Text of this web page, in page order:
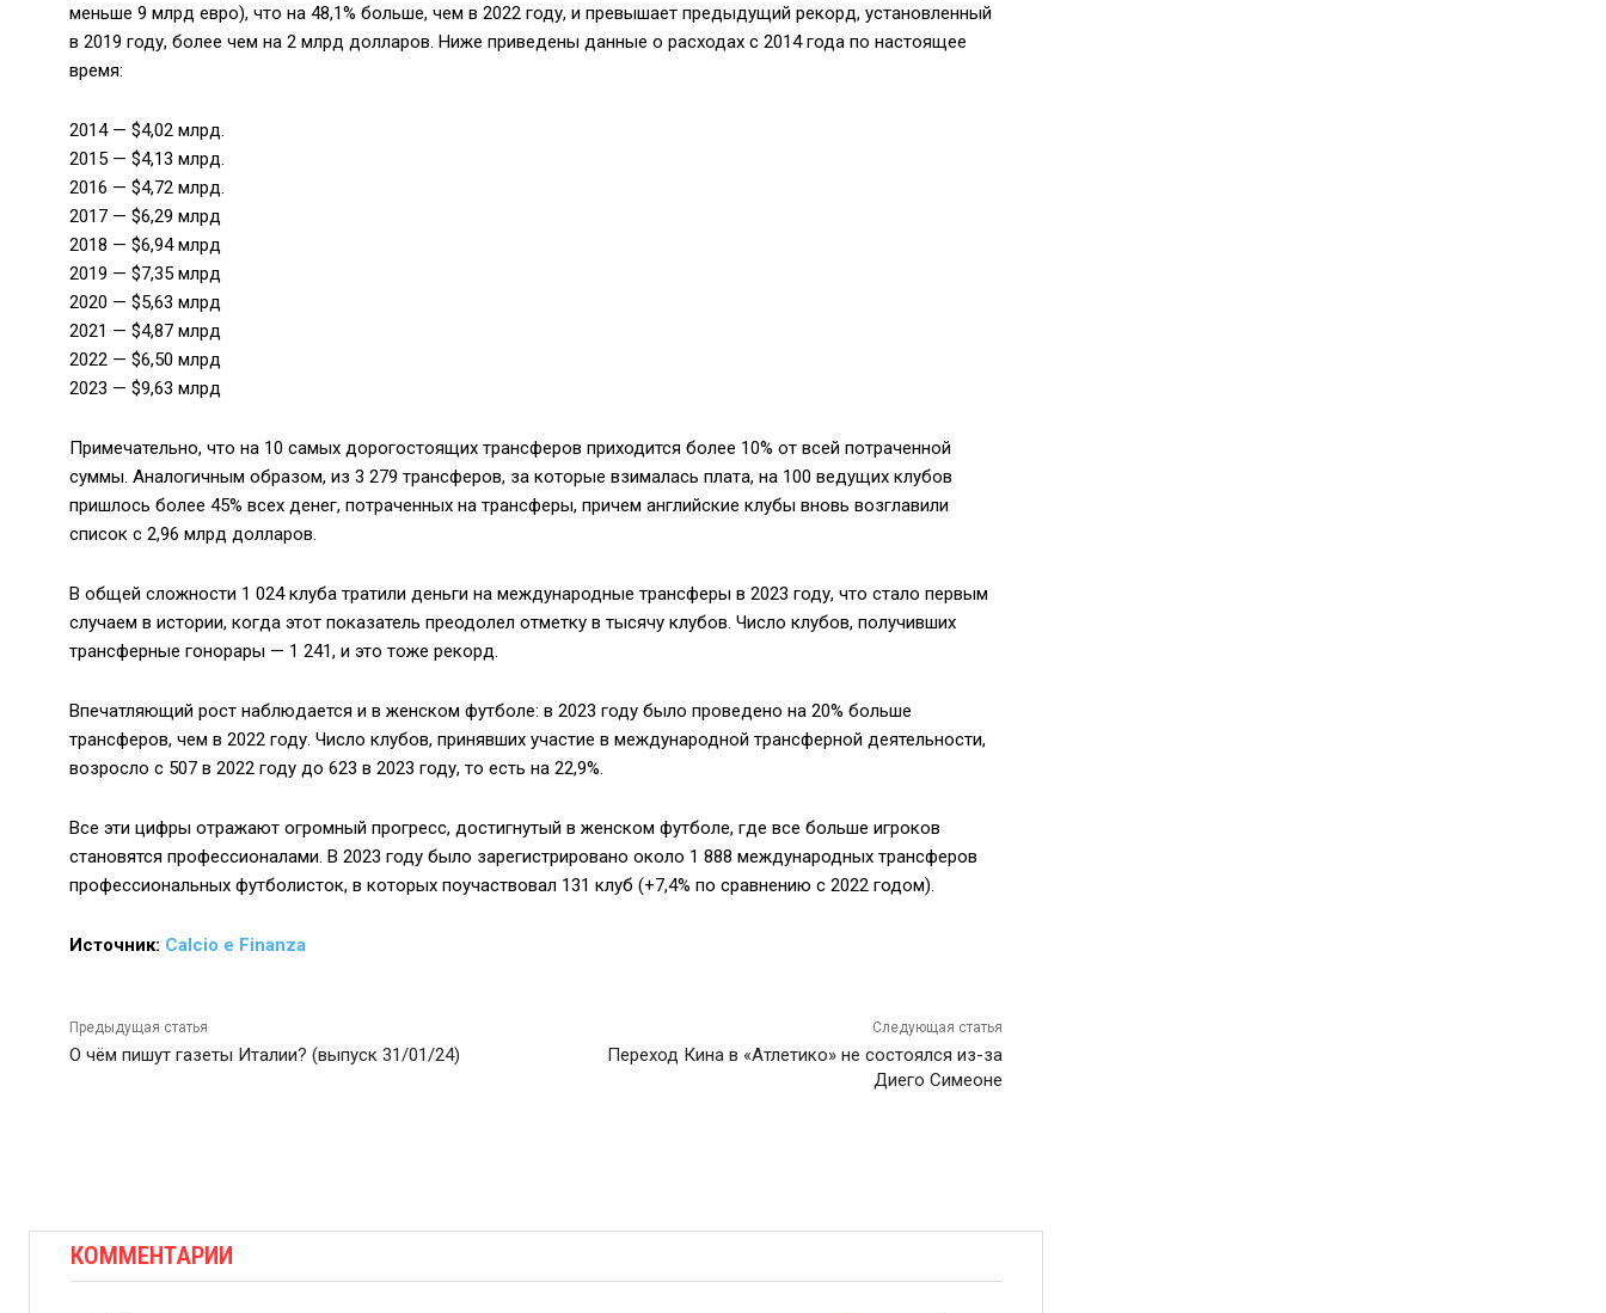
меньше 9 млрд евро), что на 48,1% больше, чем в 2022 году, и превышает предыдущий рекорд, установленный
в 2019 году, более чем на 2 млрд долларов. Ниже приведены данные о расходах с 2014 года по настоящее
время:
2014 — $4,02 млрд.
2015 — $4,13 млрд.
2016 — $4,72 млрд.
2017 — $6,29 млрд
2018 — $6,94 млрд
2019 — $7,35 млрд
2020 — $5,63 млрд
2021 — $4,87 млрд
2022 — $6,50 млрд
2023 — $9,63 млрд
Примечательно, что на 10 самых дорогостоящих трансферов приходится более 10% от всей потраченной
суммы. Аналогичным образом, из 3 279 трансферов, за которые взималась плата, на 100 ведущих клубов
пришлось более 45% всех денег, потраченных на трансферы, причем английские клубы вновь возглавили
список с 2,96 млрд долларов.
В общей сложности 1 024 клуба тратили деньги на международные трансферы в 2023 году, что стало первым
случаем в истории, когда этот показатель преодолел отметку в тысячу клубов. Число клубов, получивших
трансферные гонорары — 1 241, и это тоже рекорд.
Впечатляющий рост наблюдается и в женском футболе: в 2023 году было проведено на 20% больше
трансферов, чем в 2022 году. Число клубов, принявших участие в международной трансферной деятельности,
возросло с 507 в 2022 году до 623 в 2023 году, то есть на 22,9%.
Все эти цифры отражают огромный прогресс, достигнутый в женском футболе, где все больше игроков
становятся профессионалами. В 2023 году было зарегистрировано около 1 888 международных трансферов
профессиональных футболисток, в которых поучаствовал 131 клуб (+7,4% по сравнению с 2022 годом).
Источник: Calcio e Finanza
Предыдущая статья
О чём пишут газеты Италии? (выпуск 31/01/24)
Следующая статья
Переход Кина в «Атлетико» не состоялся из-за
Диего Симеоне
КОММЕНТАРИИ